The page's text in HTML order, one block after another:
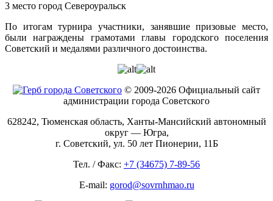
3 место город Североуральск
По итогам турнира участники, занявшие призовые место,
были награждены грамотами главы городского поселения
Советский и медалями различного достоинства.
© 2009-2026 Официальный сайт
администрации города Советского
628242, Тюменская область, Ханты-Мансийский автономный
округ — Югра,
г. Советский, ул. 50 лет Пионерии, 11Б
Тел. / Факс: +7 (34675) 7-89-56
E-mail: gorod@sovrnhmao.ru